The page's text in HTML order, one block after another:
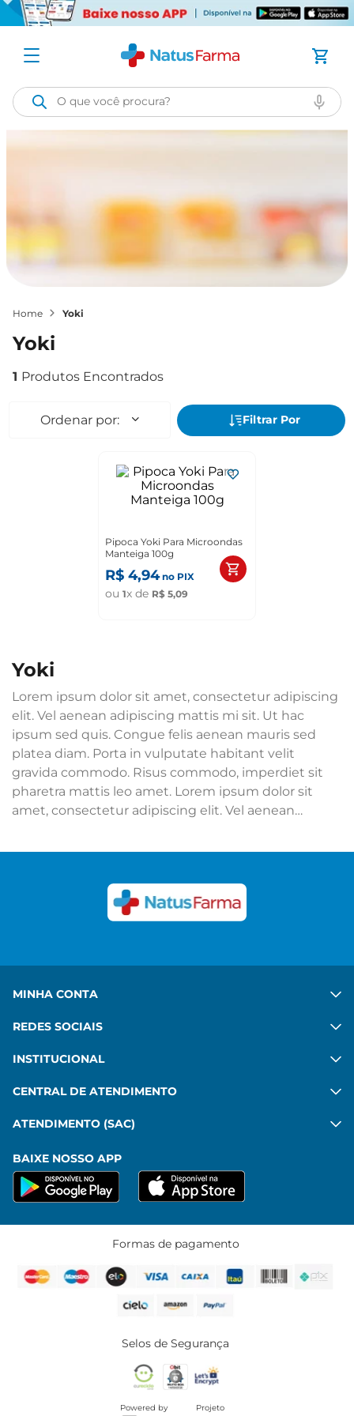
O que você procura?
yoki
yoki
1
Pipoca Yoki Para Microondas
Manteiga 100g
R$ 4,94no PIX
ou 1x de R$ 5,09
yoki
Lorem ipsum dolor sit amet, consectetur adipiscing
elit. Vel aenean adipiscing mattis mi sit. Ut hac
ipsum sed quis. Congue felis aenean mauris sed
platea diam. Porta in vulputate habitant velit
gravida commodo. Risus commodo, imperdiet sit
pharetra mattis leo amet. Lorem ipsum dolor sit
amet, consectetur adipiscing elit. Vel aenean
Congue felis aenean mauris sed platea diam. Porta
commodo, imperdiet sit pharetra mattis leo amet.
MINHA CONTA
REDES SOCIAIS
INSTITUCIONAL
CENTRAL DE ATENDIMENTO
ATENDIMENTO (SAC)
BAIXE NOSSO APP
Formas de pagamento
Selos de Segurança
Powered by Projeto